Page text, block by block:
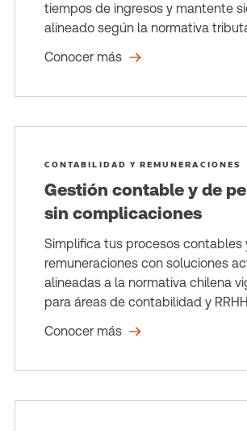
tiempos de ingresos y mantente
alineado según la normativa
Conocer más
CONTABILIDAD Y REMUNERACIONES
Gestión contable y de
sin complicaciones
Simplifica tus procesos contables
remuneraciones con soluciones
alineadas a la normativa chilena
para áreas de contabilidad y
Conocer más